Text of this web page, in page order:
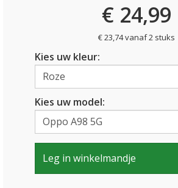
€ 24,99
€ 23,74 vanaf 2 stuks
Kies uw kleur:
Kies uw model:
Leg in winkelmandje